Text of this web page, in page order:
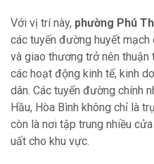
Với vị trí này, phường Phú
các tuyến đường huyết mạch
và giao thương trở nên
các hoạt động kinh tế, kinh
dân. Các tuyến đường chính
Hầu, Hòa Bình không chỉ là
còn là nơi tập trung nhiều
uất cho khu vực.